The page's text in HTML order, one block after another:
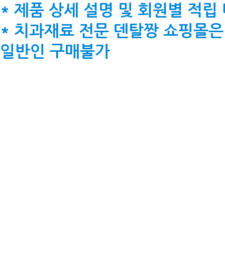
* 제품 상세 설명 및 회원별 적
* 치과재료 전문 덴탈짱 쇼핑몰
일반인 구매불가